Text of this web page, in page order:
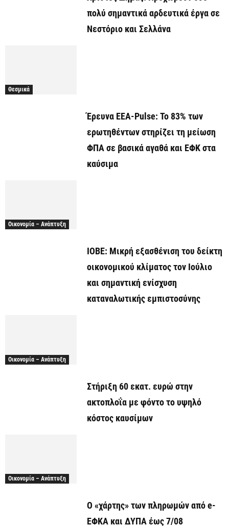
πολύ σημαντικά αρδευτικά έργα σε
Νεστόριο και Σελλάνα
Θεσμικά
Έρευνα ΕΕΑ-Pulse: Το 83% των
ερωτηθέντων στηρίζει τη μείωση
ΦΠΑ σε βασικά αγαθά και ΕΦΚ στα
καύσιμα
Οικονομία – Ανάπτυξη
ΙΟΒΕ: Μικρή εξασθένιση του δείκτη
οικονομικού κλίματος τον Ιούλιο
και σημαντική ενίσχυση
καταναλωτικής εμπιστοσύνης
Οικονομία – Ανάπτυξη
Στήριξη 60 εκατ. ευρώ στην
ακτοπλοΐα με φόντο το υψηλό
κόστος καυσίμων
Οικονομία – Ανάπτυξη
Ο «χάρτης» των πληρωμών από e-
ΕΦΚΑ και ΔΥΠΑ έως 7/08